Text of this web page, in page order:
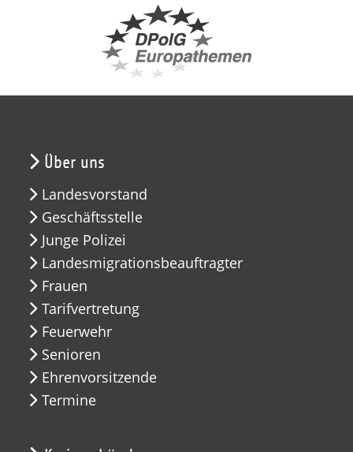
Über uns
Landesvorstand
Geschäftsstelle
Junge Polizei
Landesmigrationsbeauftragter
Frauen
Tarifvertretung
Feuerwehr
Senioren
Ehrenvorsitzende
Termine